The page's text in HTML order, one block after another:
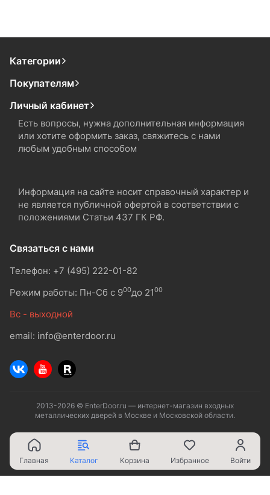
Категории
Покупателям
Личный кабинет
Есть вопросы, нужна дополнительная информация
или хотите оформить заказ, свяжитесь с нами
любым удобным способом
Информация на сайте носит справочный характер и
не является публичной офертой в соответствии с
положениями Статьи 437 ГК РФ.
Связаться с нами
Телефон: +7 (495) 222-01-82
Режим работы: Пн-Сб с 900до 2100
Вс - выходной
email: info@enterdoor.ru
2013-2026 © EnterDoor.ru — интернет-магазин входных
металлических дверей в Москве и Московской области.
Главная Каталог Корзина Избранное Войти